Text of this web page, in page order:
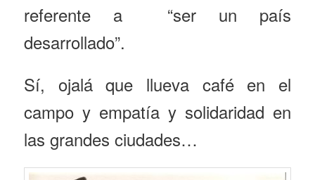
referente a “ser un país
desarrollado”.
Sí, ojalá que llueva café en el
campo y empatía y solidaridad en
las grandes ciudades…